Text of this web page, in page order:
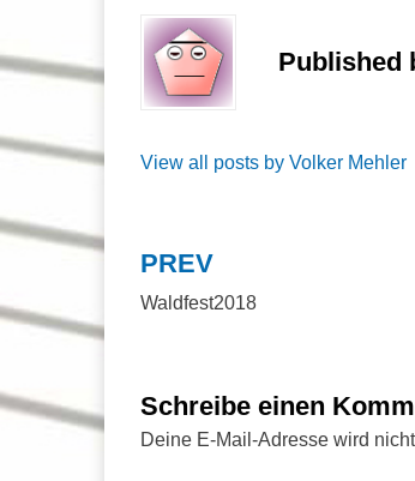
Published
View all posts by Volker Mehler
Beitragsnavigation
PREV
Waldfest2018
Schreibe einen
Deine E-Mail-Adresse wird